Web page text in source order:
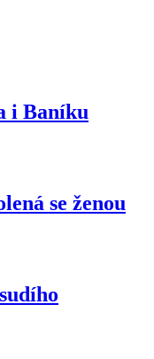
i Baníku
se ženou